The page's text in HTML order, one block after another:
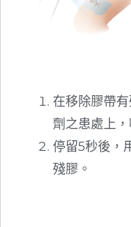
在移除膠帶
劑之患處上
停留5秒後，
殘膠。